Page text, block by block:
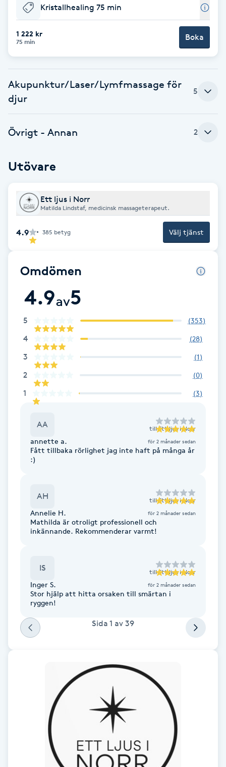
Föning
Gelenaglar
Gellack
Gellack med förstärkning
Gravidmassage
Gravidyoga
Gua Sha-massage
Hatha Yoga
Headspa
Healing
Herrklippning
Hollywood Peel
Hot Stone Massage
Hudföryngring
Hyaluronsyra
Hyperhidros
Hårborttagning
Hårbottenbehandling
Hårförlängning
Kristallhealing 75 min
1 222 kr
75 min Boka
Akupunktur/Laser/Lymfmassage för
djur
5
Övrigt - Annan 2
Utövare
Ett ljus i Norr
Matilda Lindstaf, medicinsk massageterapeut.
4.9 385 betyg Välj tjänst
Omdömen
4.9av5
5 (353)
4 (28)
3 (1)
2 (0)
1 (3)
AA till Ett ljus i Norr
annette a. för 2 månader sedan
Fått tillbaka rörlighet jag inte haft på många år
:)
AH till Ett ljus i Norr
Annelie H. för 2 månader sedan
Mathilda är otroligt professionell och
inkännande. Rekommenderar varmt!
IS till Ett ljus i Norr
Inger S. för 2 månader sedan
Stor hjälp att hitta orsaken till smärtan i
ryggen!
Sida 1 av 39